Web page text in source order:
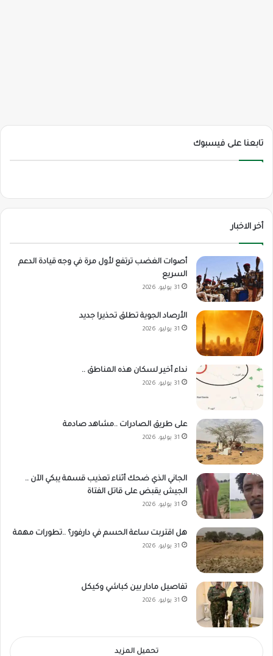
تابعنا على فيسبوك
أخر الاخبار
أصوات الغضب ترتفع لأول مرة في وجه قيادة الدعم
السريع
31 يوليو، 2026
الأرصاد الجوية تطلق تحذيرا جديد
31 يوليو، 2026
نداء أخير لسكان هذه المناطق ..
31 يوليو، 2026
على طريق الصادرات ..مشاهد صادمة
31 يوليو، 2026
الجاني الذي ضحك أثناء تعذيب قسمة يبكي الآن ..
الجيش يقبض على قاتل الفتاة
31 يوليو، 2026
هل اقتربت ساعة الحسم في دارفور؟ ..تطورات مهمة
31 يوليو، 2026
تفاصيل مادار بين كباشي وكيكل
31 يوليو، 2026
تحميل المزيد